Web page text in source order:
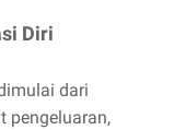
Diri
dari
pengeluaran,